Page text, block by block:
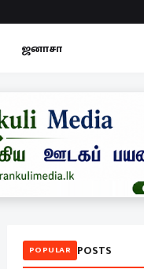
ஜனாசா
POPULAR POSTS